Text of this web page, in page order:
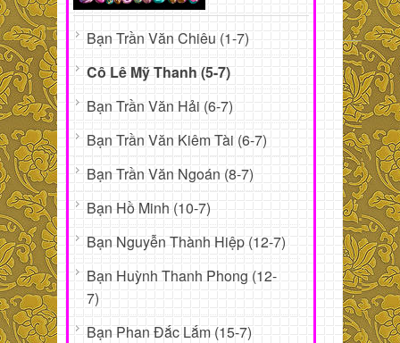
Bạn Trần Văn Chiêu (1-7)
Cô Lê Mỹ Thanh (5-7)
Bạn Trần Văn Hải (6-7)
Bạn Trần Văn Kiêm Tài (6-7)
Bạn Trần Văn Ngoán (8-7)
Bạn Hồ Minh (10-7)
Bạn Nguyễn Thành Hiệp (12-7)
Bạn Huỳnh Thanh Phong (12-
7)
Bạn Phan Đắc Lắm (15-7)